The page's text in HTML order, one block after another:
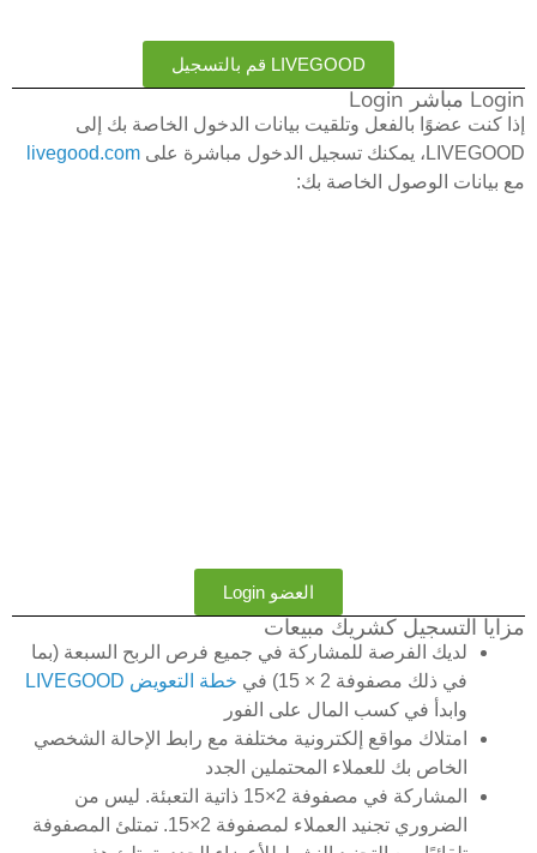
LIVEGOOD قم بالتسجيل
Login مباشر Login
إذا كنت عضوًا بالفعل وتلقيت بيانات الدخول الخاصة بك إلى
LIVEGOOD، يمكنك تسجيل الدخول مباشرة على
livegood.com
مع بيانات الوصول الخاصة بك:
العضو Login
مزايا التسجيل كشريك مبيعات
لديك الفرصة للمشاركة في جميع فرص الربح السبعة (بما
في ذلك مصفوفة 2 × 15) في
خطة التعويض LIVEGOOD
وابدأ في كسب المال على الفور
امتلاك مواقع إلكترونية مختلفة مع رابط الإحالة الشخصي
الخاص بك للعملاء المحتملين الجدد
المشاركة في مصفوفة 2×15 ذاتية التعبئة. ليس من
الضروري تجنيد العملاء لمصفوفة 2×15. تمتلئ المصفوفة